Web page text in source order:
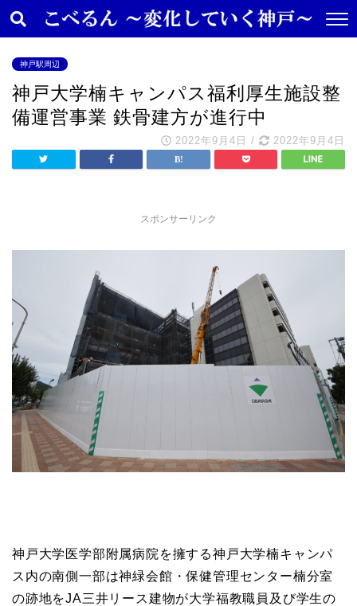
神戸駅周辺
神戸大学楠キャンパス福利厚生施設整
備運営事業 鉄骨建方が進行中
2022年9月4日 / 2022年9月4日
スポンサーリンク
神戸大学医学部附属病院を擁する神戸大学楠キャンパ
ス内の南側一部は神緑会館・保健管理センター楠分室
の跡地をJA三井リース建物が大学福教職員及び学生の